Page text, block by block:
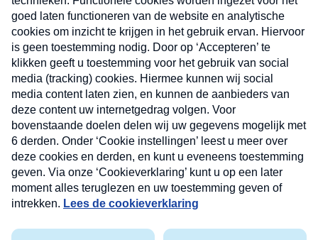
Verzend
Privacyverklaring
Cookieverklaring
Nieuwsbrief
Neem hier een gratis abonnement op onze
nieuwsbrief. Elke vrijdag- en dinsdagochtend in uw